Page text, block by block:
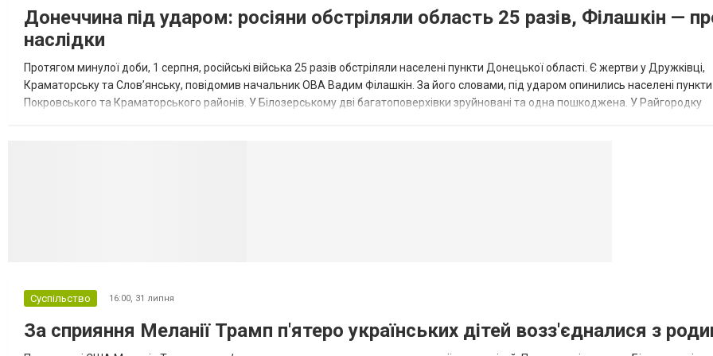
Донеччина під ударом: росіяни обстріляли область 25 разів, Філашкін —
наслідки
Протягом минулої доби, 1 серпня, російські війська 25 разів обстріляли населені пункти Донецької області. Є жертви у Дружківці,
Краматорську та Слов’янську, повідомив начальник ОВА Вадим Філашкін. За його словами, під ударом опинились населені пункти
Покровського та Краматорського районів. У Білозерському дві багатоповерхівки зруйновані та одна пошкоджена. У Райгородку
Суспільство 16:00, 31 липня
За сприяння Меланії Трамп п'ятеро українських дітей возз'єдналися з